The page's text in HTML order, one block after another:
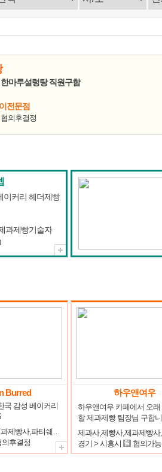
마루설렁탕 직원구함
전문점
협의후결정
이커리 헤더제빵
과제빵기술자
Burred
국 감성 베이커리
제과사,제빵사,제과제빵사,파티쉐(파티시에),케익디자이너
의후결정
하우앤여우
하우앤여우 카페에서 오래
할 제과제빵 팀장님 구합
경기 > 시흥시
협의가능